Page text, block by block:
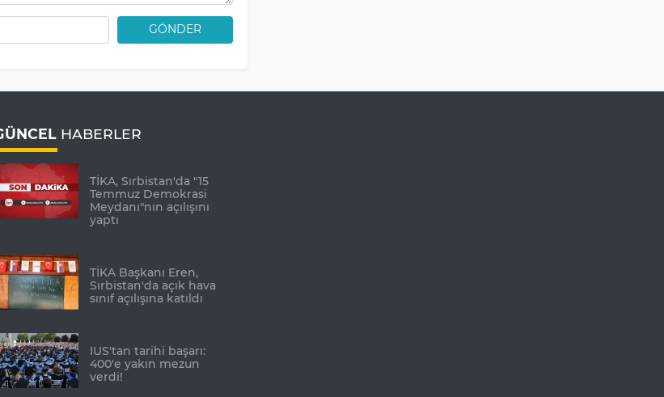
GÖNDER
HABERLER
TİKA, Sırbistan'da "15
Temmuz Demokrasi
Meydanı"nın açılışını
yaptı
TİKA Başkanı Eren,
Sırbistan'da açık hava
sınıf açılışına katıldı
IUS'tan tarihi başarı:
400'e yakın mezun
verdi!